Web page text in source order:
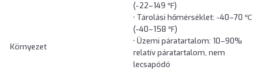
Környezet
(-22–149 ℉)
• Tárolási hőmérséklet: -40–70 ℃
(-40–158 ℉)
• Üzemi páratartalom: 10–90%
relatív páratartalom, nem
lecsapódó